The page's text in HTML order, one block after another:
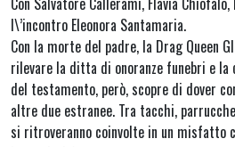
l\’incontro Eleonora Santamaria.
Con la morte del padre, la Drag Queen
rilevare la ditta di onoranze funebri e
del testamento, però, scopre di dover
altre due estranee. Tra tacchi,
si ritroveranno coinvolte in un misfatto